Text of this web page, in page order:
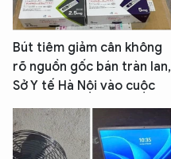
Bút tiêm giảm cân không
rõ nguồn gốc bán tràn lan,
Sở Y tế Hà Nội vào cuộc